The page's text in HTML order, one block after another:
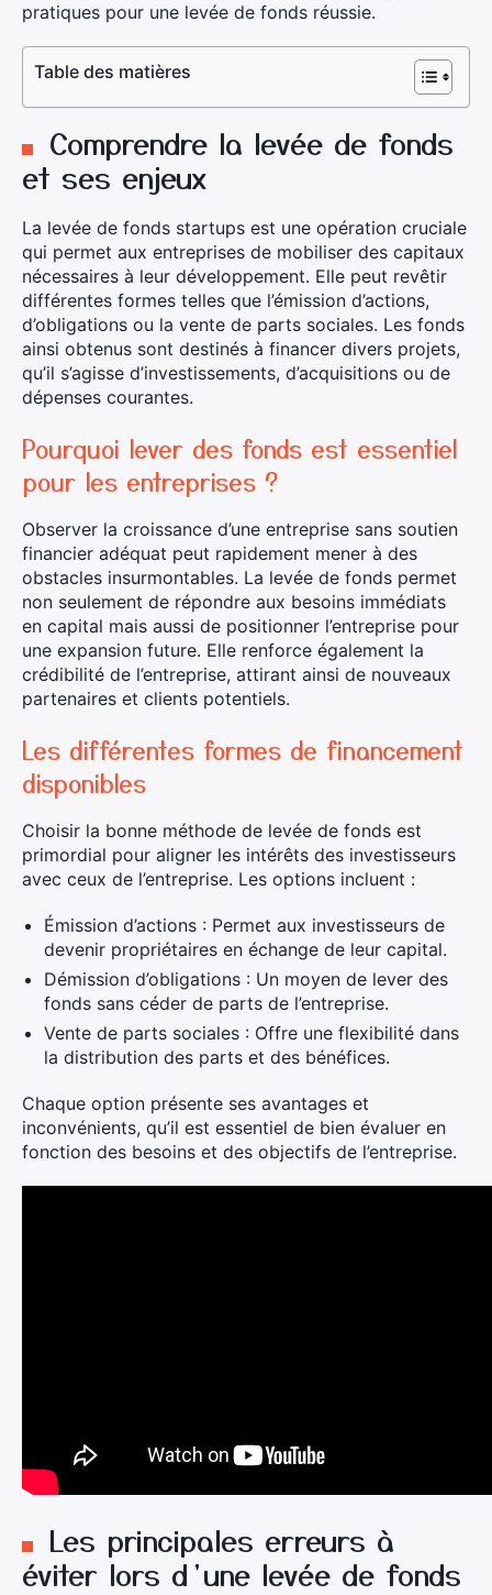
pratiques pour une levée de fonds réussie.
Table des matières
Comprendre la levée de fonds
et ses enjeux
La levée de fonds startups est une opération cruciale
qui permet aux entreprises de mobiliser des capitaux
nécessaires à leur développement. Elle peut revêtir
différentes formes telles que l’émission d’actions,
d’obligations ou la vente de parts sociales. Les fonds
ainsi obtenus sont destinés à financer divers projets,
qu’il s’agisse d’investissements, d’acquisitions ou de
dépenses courantes.
Pourquoi lever des fonds est essentiel
pour les entreprises ?
Observer la croissance d’une entreprise sans soutien
financier adéquat peut rapidement mener à des
obstacles insurmontables. La levée de fonds permet
non seulement de répondre aux besoins immédiats
en capital mais aussi de positionner l’entreprise pour
une expansion future. Elle renforce également la
crédibilité de l’entreprise, attirant ainsi de nouveaux
partenaires et clients potentiels.
Les différentes formes de financement
disponibles
Choisir la bonne méthode de levée de fonds est
primordial pour aligner les intérêts des investisseurs
avec ceux de l’entreprise. Les options incluent :
Émission d’actions : Permet aux investisseurs de
devenir propriétaires en échange de leur capital.
Démission d’obligations : Un moyen de lever des
fonds sans céder de parts de l’entreprise.
Vente de parts sociales : Offre une flexibilité dans
la distribution des parts et des bénéfices.
Chaque option présente ses avantages et
inconvénients, qu’il est essentiel de bien évaluer en
fonction des besoins et des objectifs de l’entreprise.
Les principales erreurs à
éviter lors d’une levée de fonds